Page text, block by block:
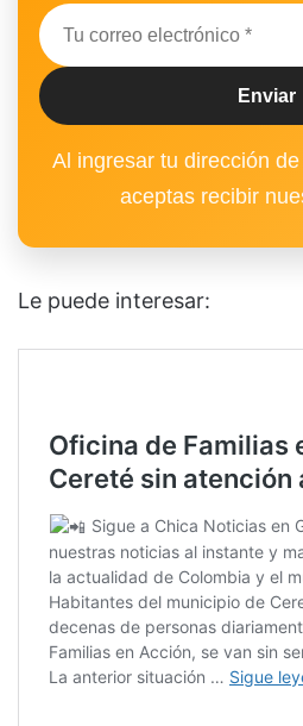
Al ingresar tu dirección
aceptas recibir
Le puede interesar: